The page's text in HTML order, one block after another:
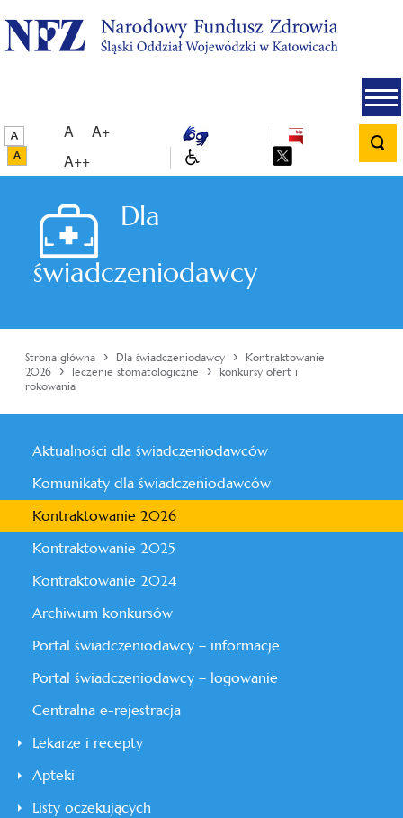
A
A+
A++
Dla
świadczeniodawcy
Strona główna › Dla świadczeniodawcy › Kontraktowanie
2026
› leczenie stomatologiczne › konkursy ofert i
rokowania
Aktualności dla świadczeniodawców
Komunikaty dla świadczeniodawców
Kontraktowanie 2026
Kontraktowanie 2025
Kontraktowanie 2024
Archiwum konkursów
Portal świadczeniodawcy – informacje
Portal świadczeniodawcy – logowanie
Centralna e-rejestracja
Lekarze i recepty
Apteki
Listy oczekujących